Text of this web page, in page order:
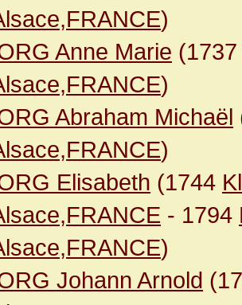
)
Anne Marie
)
Abraham Michaël
)
Elisabeth (1744
- 1794
)
Johann Arnold